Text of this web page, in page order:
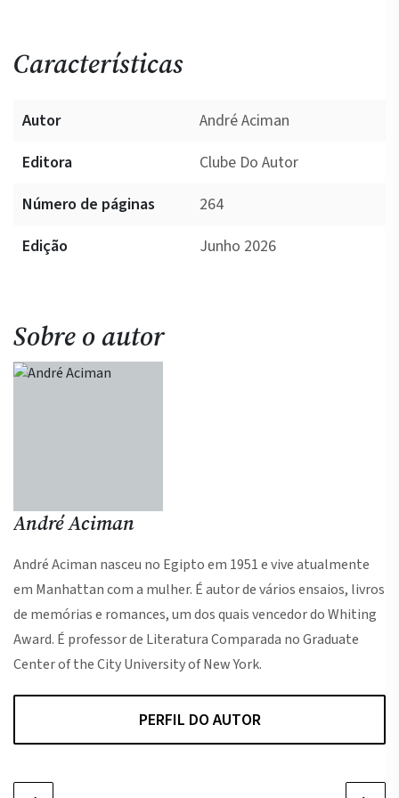
Características
Autor
André Aciman
Editora
Clube Do Autor
Número de páginas
264
Edição
Junho 2026
Sobre o autor
André Aciman
André Aciman nasceu no Egipto em 1951 e vive atualmente
em Manhattan com a mulher. É autor de vários ensaios, livros
de memórias e romances, um dos quais vencedor do Whiting
Award. É professor de Literatura Comparada no Graduate
Center of the City University of New York.
PERFIL DO AUTOR